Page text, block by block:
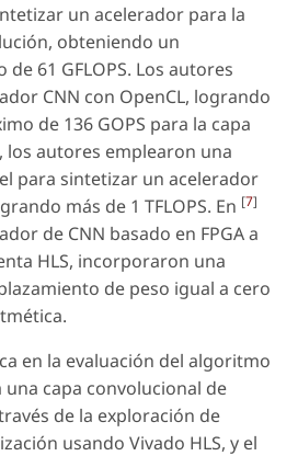
un acelerador para la
obteniendo un
61 GFLOPS. Los autores
CNN con OpenCL, logrando
de 136 GOPS para la capa
, los autores emplearon una
para sintetizar un acelerador
más de 1 TFLOPS. En [7]
de CNN basado en FPGA a
HLS, incorporaron una
de peso igual a cero
en la evaluación del algoritmo
capa convolucional de
de la exploración de
usando Vivado HLS, y el